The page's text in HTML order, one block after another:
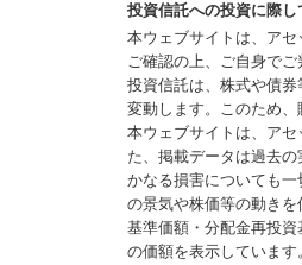
投資信託への投資に際し
本ウェブサイトは、ア
ご確認の上、ご自身でご
投資信託は、株式や債
変動します。このため、
本ウェブサイトは、ア
た、掲載データは過去
かなる損害についても
の景気や株価等の動きを
基準価額・分配金再投
の価額を表示していま